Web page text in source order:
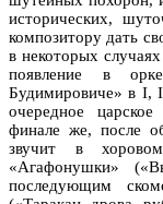
исторических,
композитору дать
в некоторых
появление в
Будимировиче» в I,
очередное
финале же, после
звучит в
«Агафонушки»
последующим